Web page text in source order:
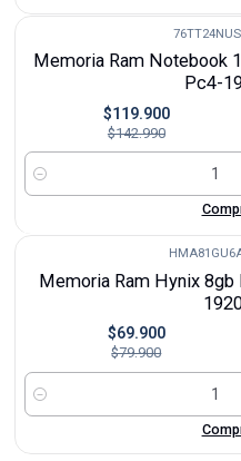
Nuevo
Memoria Ram Notebook
Pc4-
$119.900
$142.990
Cantidad
Nuevo
Memoria Ram Hynix
$69.900
$79.900
Cantidad